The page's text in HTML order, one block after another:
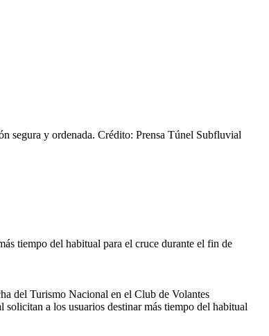
segura y ordenada. Crédito: Prensa Túnel Subfluvial
tiempo del habitual para el cruce durante el fin de
del Turismo Nacional en el Club de Volantes
a los usuarios destinar más tiempo del habitual